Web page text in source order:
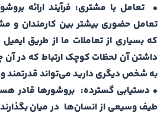
• تعامل با مشتری: فرآیند ارائه
تعامل حضوری بیشتر بین کارمندان و
که بسیاری از تعاملات ما از طریق
داشتن آن لحظات کوچک ارتباط که در آن
به شخص دیگری دارید می‌تواند قدرتمند
• دستیابی گسترده: بروشورها قادر
طیف وسیعی از انسان‌‌ها در میان